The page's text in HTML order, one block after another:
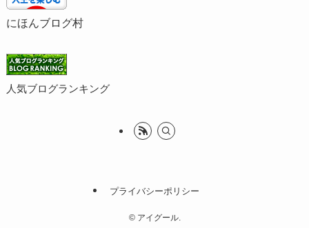
にほんブログ村
人気ブログランキング
プライバシーポリシー
©アイグール.